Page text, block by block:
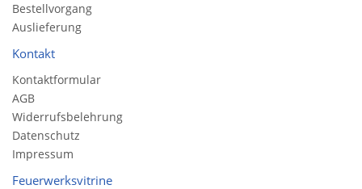
Bestellvorgang
Auslieferung
Kontakt
Kontaktformular
AGB
Widerrufsbelehrung
Datenschutz
Impressum
Feuerwerksvitrine